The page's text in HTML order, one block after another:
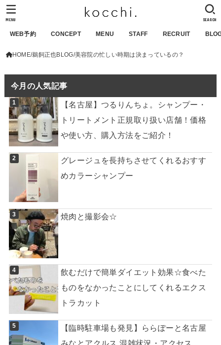
WEB予約 CONCEPT MENU STAFF RECRUIT
SEARCH
MENU
HOME 鵜飼正也BLOG 美容院の忙しい時期は決まっているの？
今月の人気記事
【名古屋】つるりんちょ。シャンプー・
トリートメント正規取り扱い店舗！価格
や使い方、購入方法をご紹介！
グレージュを長持ちさせてくれるおすす
めカラーシャンプー
焼肉と撮影会☆
飲むだけで簡単ダイエット効果☆食べた
ものをなかったことにしてくれるエクス
トラカット
【臨時駐車場も発見】ららぽーと名古屋
みなとアクルス 混雑状況・アクセス